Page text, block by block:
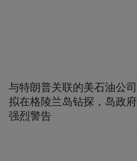
与特朗普关联的美石油公司
拟在格陵兰岛钻探，岛政府
强烈警告